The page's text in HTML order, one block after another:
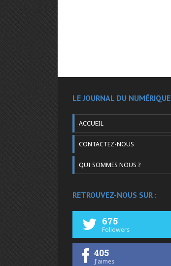
LE JOURNAL DU NUMÉRIQUE
ACCUEIL
CONTACTEZ-NOUS
QUI SOMMES NOUS ?
RETROUVEZ-NOUS SUR :
675
Followers
405
J'aimes